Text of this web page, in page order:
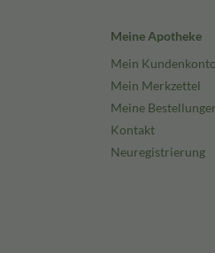
Meine Apotheke
Mein Kundenkonto
Mein Merkzettel
Meine
Kontakt
Neuregistrierung